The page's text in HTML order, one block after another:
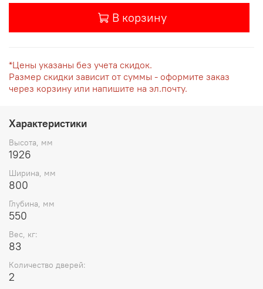
В корзину
*Цены указаны без учета скидок.
Размер скидки зависит от суммы - оформите заказ
через корзину или напишите на эл.почту.
Характеристики
Высота, мм
1926
Ширина, мм
800
Глубина, мм
550
Вес, кг:
83
Количество дверей:
2